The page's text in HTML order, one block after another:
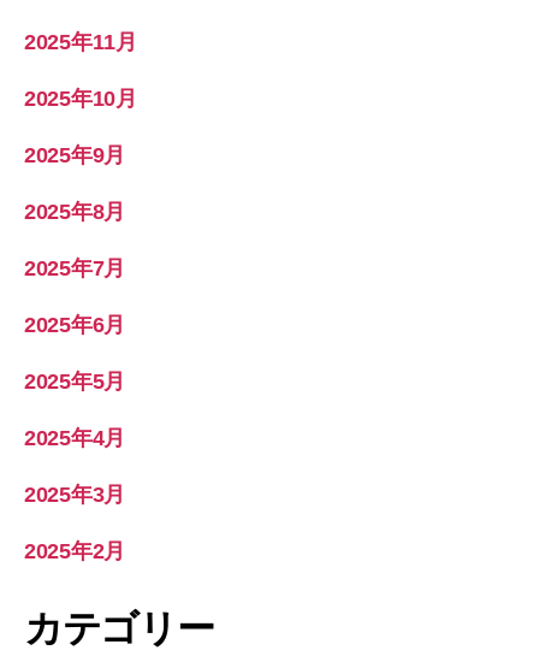
2025年11月
2025年10月
2025年9月
2025年8月
2025年7月
2025年6月
2025年5月
2025年4月
2025年3月
2025年2月
カテゴリー